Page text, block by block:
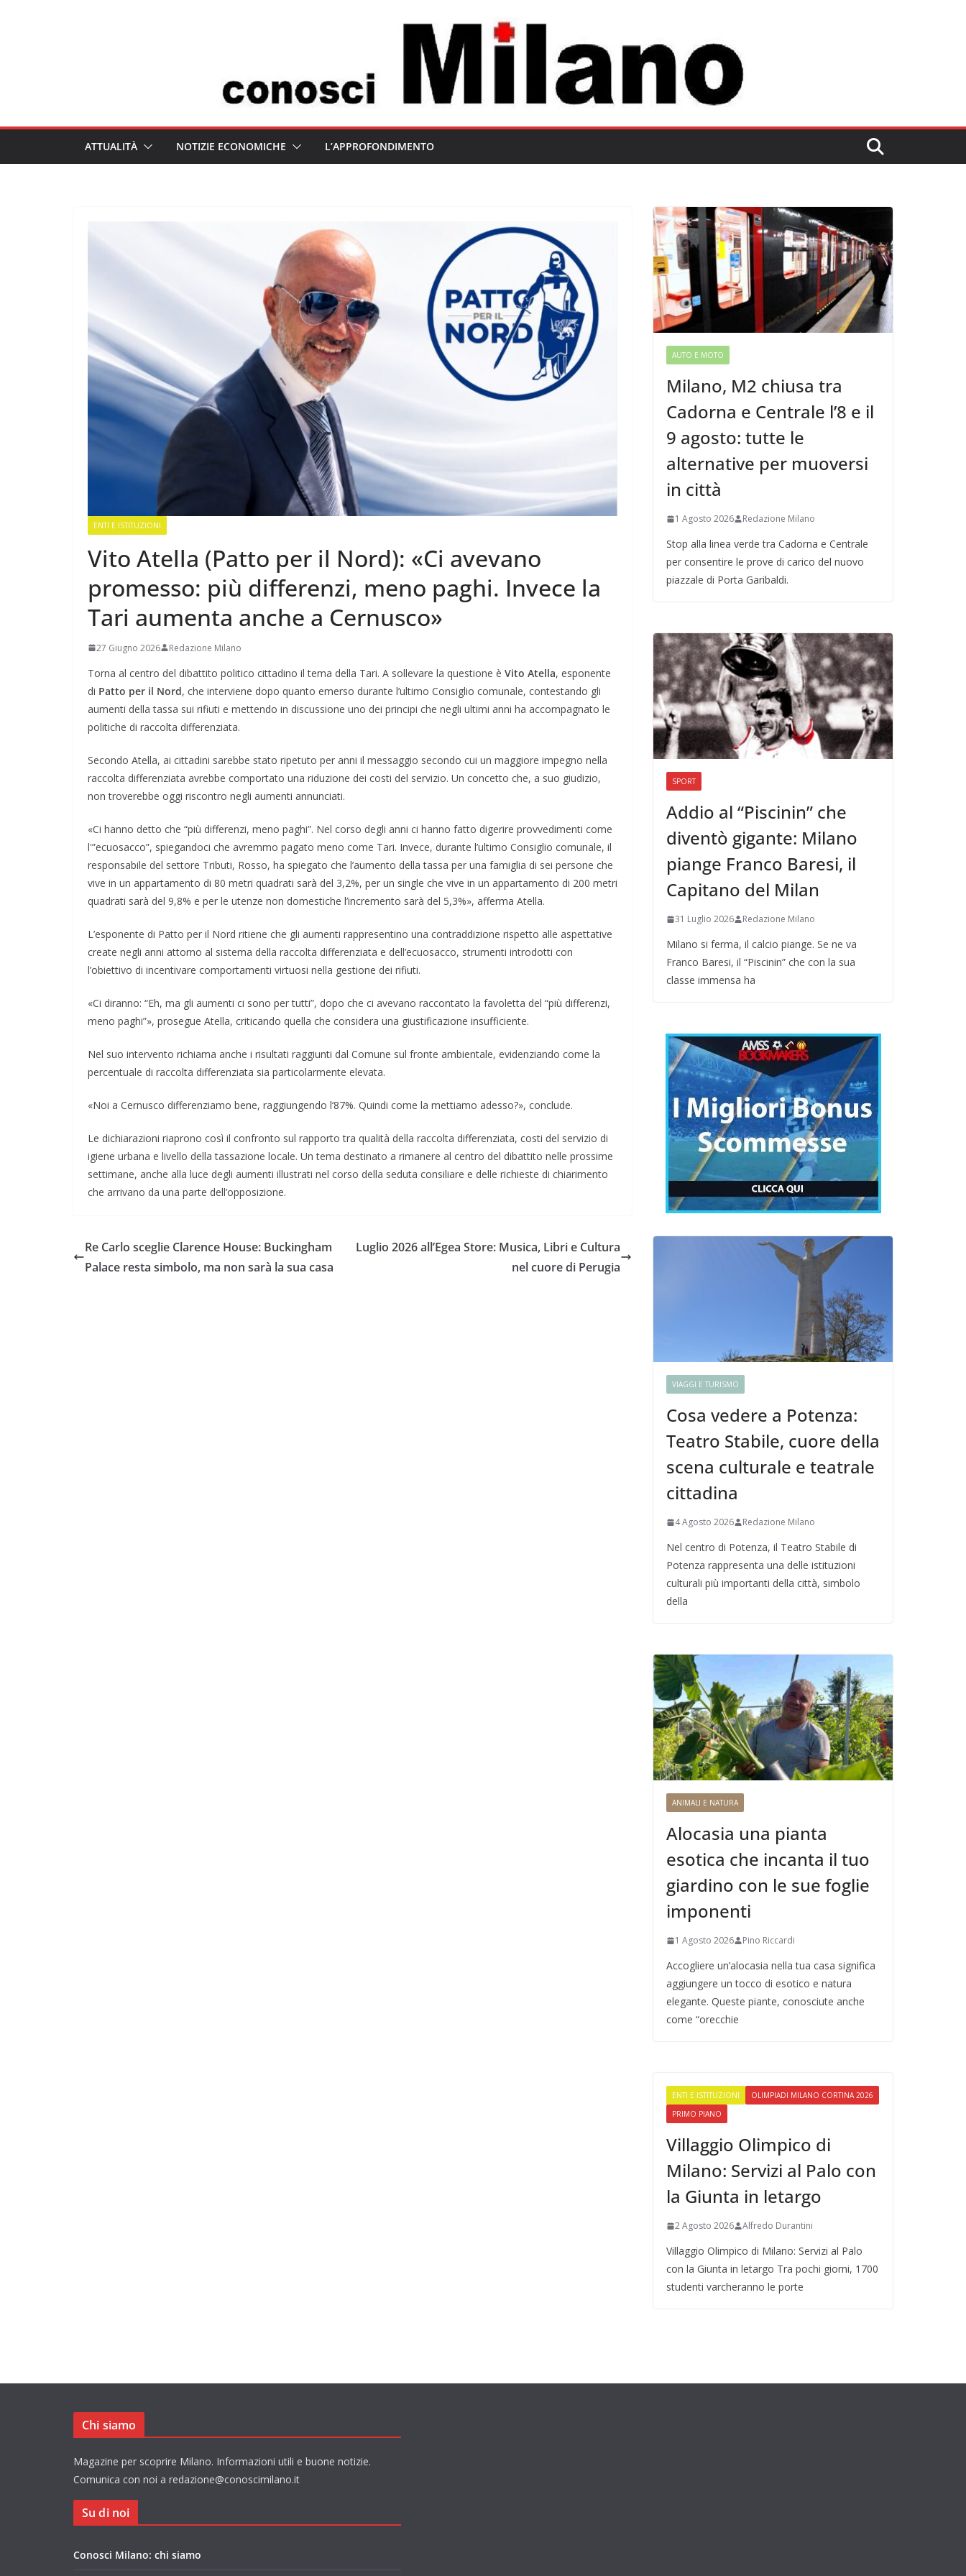
ATTUALITÀ NOTIZIE ECONOMICHE L’APPROFONDIMENTO
ENTI E ISTITUZIONI
Vito Atella (Patto per il Nord): «Ci avevano
promesso: più differenzi, meno paghi. Invece la
Tari aumenta anche a Cernusco»
27 Giugno 2026 Redazione Milano
Torna al centro del dibattito politico cittadino il tema della Tari. A sollevare la questione è Vito Atella, esponente
di Patto per il Nord, che interviene dopo quanto emerso durante l’ultimo Consiglio comunale, contestando gli
aumenti della tassa sui rifiuti e mettendo in discussione uno dei principi che negli ultimi anni ha accompagnato le
politiche di raccolta differenziata.
Secondo Atella, ai cittadini sarebbe stato ripetuto per anni il messaggio secondo cui un maggiore impegno nella
raccolta differenziata avrebbe comportato una riduzione dei costi del servizio. Un concetto che, a suo giudizio,
non troverebbe oggi riscontro negli aumenti annunciati.
«Ci hanno detto che “più differenzi, meno paghi”. Nel corso degli anni ci hanno fatto digerire provvedimenti come
l'”ecuosacco”, spiegandoci che avremmo pagato meno come Tari. Invece, durante l’ultimo Consiglio comunale, il
responsabile del settore Tributi, Rosso, ha spiegato che l’aumento della tassa per una famiglia di sei persone che
vive in un appartamento di 80 metri quadrati sarà del 3,2%, per un single che vive in un appartamento di 200 metri
quadrati sarà del 9,8% e per le utenze non domestiche l’incremento sarà del 5,3%», afferma Atella.
L’esponente di Patto per il Nord ritiene che gli aumenti rappresentino una contraddizione rispetto alle aspettative
create negli anni attorno al sistema della raccolta differenziata e dell’ecuosacco, strumenti introdotti con
l’obiettivo di incentivare comportamenti virtuosi nella gestione dei rifiuti.
«Ci diranno: “Eh, ma gli aumenti ci sono per tutti”, dopo che ci avevano raccontato la favoletta del “più differenzi,
meno paghi”», prosegue Atella, criticando quella che considera una giustificazione insufficiente.
Nel suo intervento richiama anche i risultati raggiunti dal Comune sul fronte ambientale, evidenziando come la
percentuale di raccolta differenziata sia particolarmente elevata.
«Noi a Cernusco differenziamo bene, raggiungendo l’87%. Quindi come la mettiamo adesso?», conclude.
Le dichiarazioni riaprono così il confronto sul rapporto tra qualità della raccolta differenziata, costi del servizio di
igiene urbana e livello della tassazione locale. Un tema destinato a rimanere al centro del dibattito nelle prossime
settimane, anche alla luce degli aumenti illustrati nel corso della seduta consiliare e delle richieste di chiarimento
che arrivano da una parte dell’opposizione.
Re Carlo sceglie Clarence House: Buckingham
Palace resta simbolo, ma non sarà la sua casa
Luglio 2026 all’Egea Store: Musica, Libri e Cultura
nel cuore di Perugia
AUTO E MOTO
Milano, M2 chiusa tra
Cadorna e Centrale l’8 e il
9 agosto: tutte le
alternative per muoversi
in città
1 Agosto 2026 Redazione Milano
Stop alla linea verde tra Cadorna e Centrale
per consentire le prove di carico del nuovo
piazzale di Porta Garibaldi.
SPORT
Addio al “Piscinin” che
diventò gigante: Milano
piange Franco Baresi, il
Capitano del Milan
31 Luglio 2026 Redazione Milano
Milano si ferma, il calcio piange. Se ne va
Franco Baresi, il “Piscinin” che con la sua
classe immensa ha
VIAGGI E TURISMO
Cosa vedere a Potenza:
Teatro Stabile, cuore della
scena culturale e teatrale
cittadina
4 Agosto 2026 Redazione Milano
Nel centro di Potenza, il Teatro Stabile di
Potenza rappresenta una delle istituzioni
culturali più importanti della città, simbolo
della
ANIMALI E NATURA
Alocasia una pianta
esotica che incanta il tuo
giardino con le sue foglie
imponenti
1 Agosto 2026 Pino Riccardi
Accogliere un’alocasia nella tua casa significa
aggiungere un tocco di esotico e natura
elegante. Queste piante, conosciute anche
come “orecchie
ENTI E ISTITUZIONI
OLIMPIADI MILANO CORTINA 2026
PRIMO PIANO
Villaggio Olimpico di
Milano: Servizi al Palo con
la Giunta in letargo
2 Agosto 2026 Alfredo Durantini
Villaggio Olimpico di Milano: Servizi al Palo
con la Giunta in letargo Tra pochi giorni, 1700
studenti varcheranno le porte
Chi siamo
Magazine per scoprire Milano. Informazioni utili e buone notizie.
Comunica con noi a redazione@conoscimilano.it
Su di noi
Conosci Milano: chi siamo